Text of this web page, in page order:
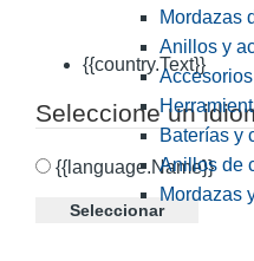
{{country.Text}}
Seleccione un
{{language.Name}}
Seleccionar
Mordazas
Anillos y
Baterías y
Anillos de
Mordazas